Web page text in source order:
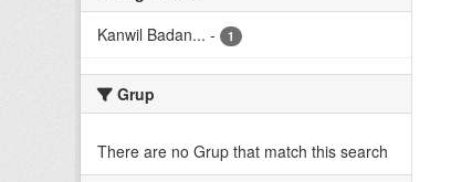
Kanwil Badan... - 1
Grup
There are no Grup that match this search